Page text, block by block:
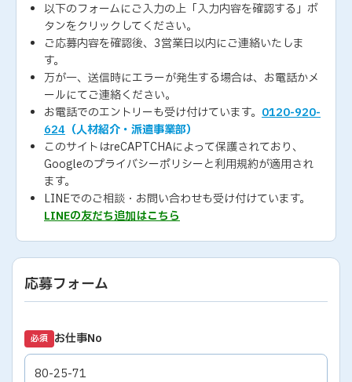
以下のフォームにご入力の上「入力内容を確認する」ボ
タンをクリックしてください。
ご応募内容を確認後、3営業日以内にご連絡いたしま
す。
万が一、送信時にエラーが発生する場合は、お電話かメ
ールにてご連絡ください。
お電話でのエントリーも受け付けています。 0120-920-
624 （人材紹介・派遣事業部）
このサイトはreCAPTCHAによって保護されており、
Googleのプライバシーポリシーと利用規約が適用され
ます。
LINEでのご相談・お問い合わせも受け付けています。
LINEの友だち追加はこちら
応募フォーム
必須 お仕事No